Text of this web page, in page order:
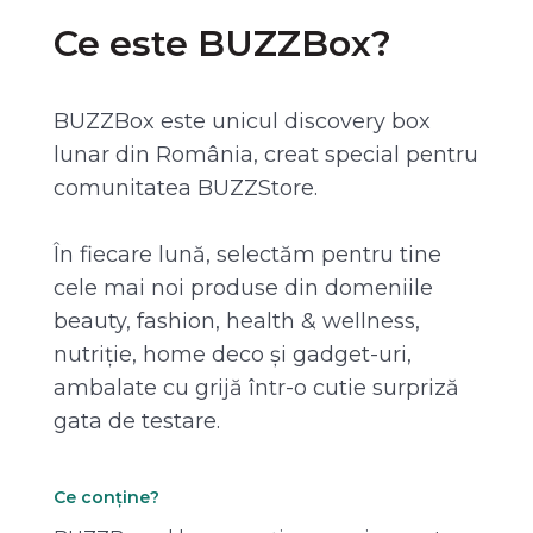
Ce este BUZZBox?
BUZZBox este unicul discovery box
lunar din România, creat special pentru
comunitatea BUZZStore.
În fiecare lună, selectăm pentru tine
cele mai noi produse din domeniile
beauty, fashion, health & wellness,
nutriție, home deco și gadget-uri,
ambalate cu grijă într-o cutie surpriză
gata de testare.
Ce conține?